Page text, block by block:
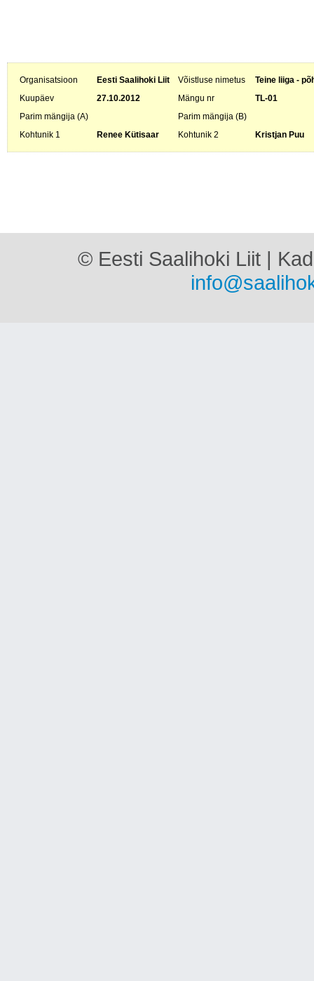
Organisatsioon Eesti Saalihoki Liit Võistluse nimetus
Teine liiga -
Kuupäev
27.10.2012 Mängu nr
TL-01
Parim mängija (A)
Parim mängija (B)
Kohtunik 1
Renee Kütisaar Kohtunik 2 Kristjan Puu
© Eesti Saalihoki Liit |